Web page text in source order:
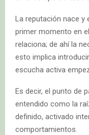
La reputación nace y
primer momento en
relaciona; de ahí la
esto implica
escucha activa
Es decir, el punto de
entendido como la
definido, activado
comportamientos.